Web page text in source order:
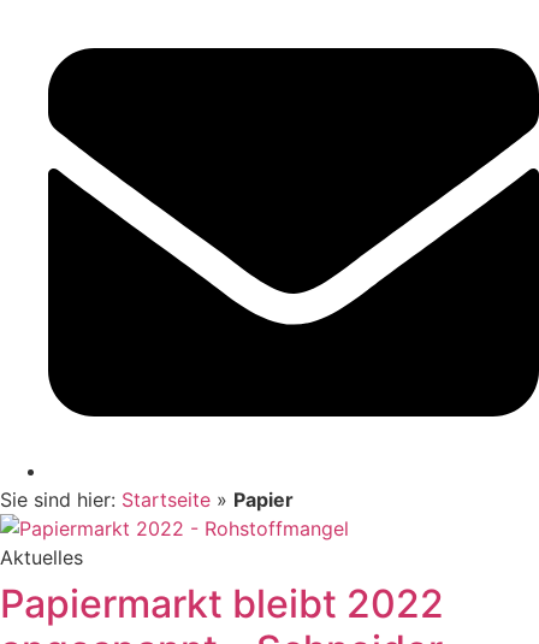
Sie sind hier: Startseite » Papier
Aktuelles
Papiermarkt bleibt 2022